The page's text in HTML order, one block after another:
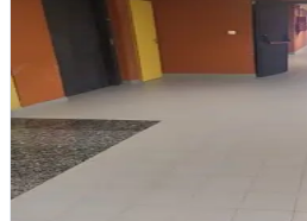
Verificada
Bilbao, Vizcaya
Adsplorer en Bilbao transforma tu
digital integral: posicionamiento, diseño
generan resultados medibles…